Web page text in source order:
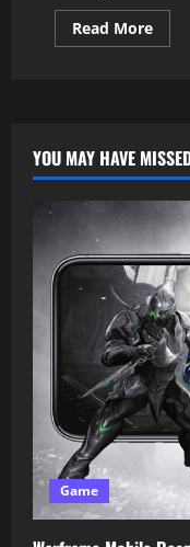
Read More
YOU MAY HAVE
Game